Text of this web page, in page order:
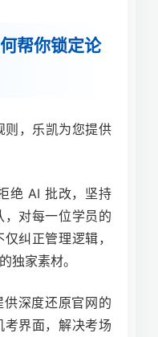
帮你锁定论
，乐凯为您提供
绝 AI 批改，坚持
对每一位学员的
仅纠正管理逻辑，
独家素材。
供深度还原官网的
界面，解决考场